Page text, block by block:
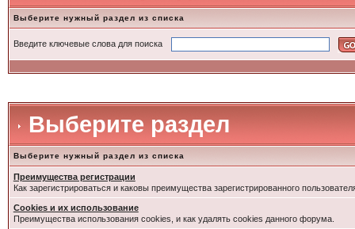
Выберите нужный раздел из списка
Введите ключевые слова для поиска
Выберите раздел
Выберите нужный раздел из списка
Преимущества регистрации
Как зарегистрироваться и каковы преимущества зарегистрированного
Cookies и их использование
Преимущества использования cookies, и как удалять cookies данного форума.